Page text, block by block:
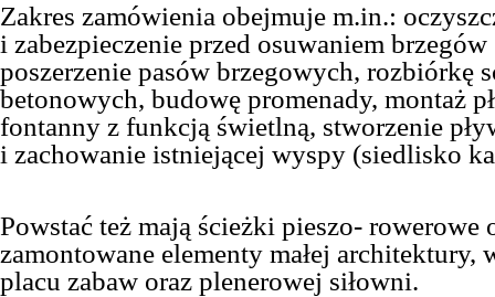
Zakres zamówienia obejmuje m.in.:
i zabezpieczenie przed osuwaniem brzegów
poszerzenie pasów brzegowych, rozbiórkę
betonowych, budowę promenady, montaż
fontanny z funkcją świetlną, stworzenie
i zachowanie istniejącej wyspy (siedlisko
Powstać też mają ścieżki pieszo- rowerowe
zamontowane elementy małej architektury,
placu zabaw oraz plenerowej siłowni.